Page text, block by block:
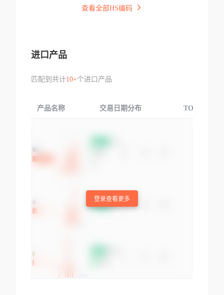
查看全部HS编码
进口产品
匹配到共计10+个进口产品
产品名称 交易日期分布 TOP3交易国
登录查看更多